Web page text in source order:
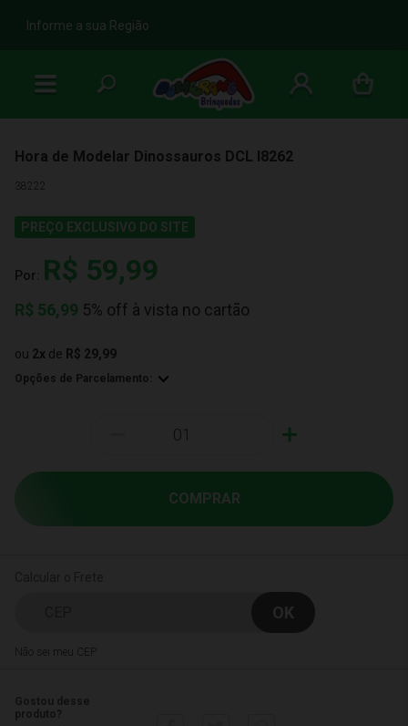
b
Informe a sua Região
Hora de Modelar Dinossauros DCL I8262
38222
PREÇO EXCLUSIVO DO SITE
Por: R$ 59,99
R$ 56,99 5% off à vista no cartão
ou 2x de R$ 29,99
Opções de Parcelamento:
+
COMPRAR
Não sei meu CEP